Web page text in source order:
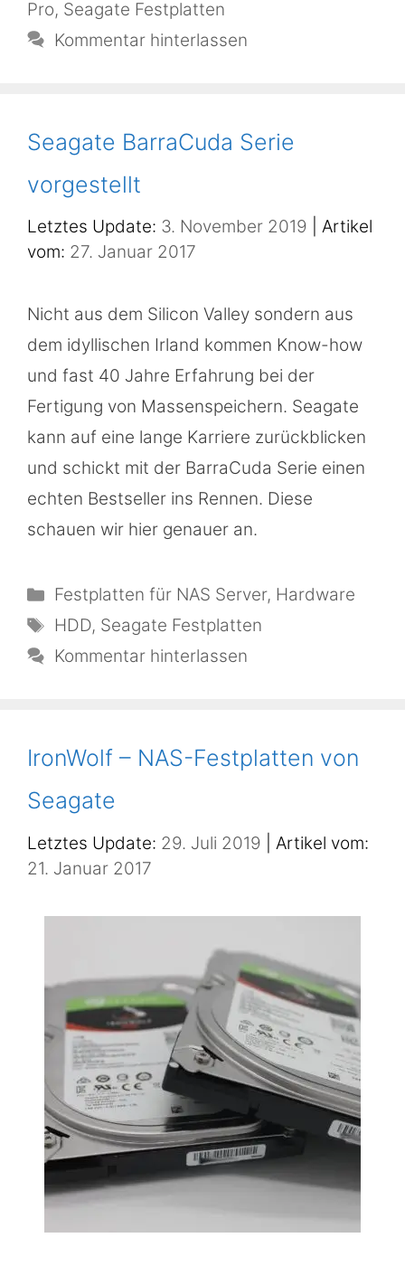
Pro, Seagate Festplatten
Kommentar hinterlassen
Seagate BarraCuda Serie
vorgestellt
3. November 2019
27. Januar 2017
Nicht aus dem Silicon Valley sondern aus
dem idyllischen Irland kommen Know-how
und fast 40 Jahre Erfahrung bei der
Fertigung von Massenspeichern. Seagate
kann auf eine lange Karriere zurückblicken
und schickt mit der BarraCuda Serie einen
echten Bestseller ins Rennen. Diese
schauen wir hier genauer an.
Kategorien
Festplatten für NAS Server, Hardware
Schlagwörter
HDD, Seagate Festplatten
Kommentar hinterlassen
IronWolf – NAS-Festplatten von
Seagate
29. Juli 2019
21. Januar 2017